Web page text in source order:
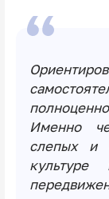
Именно
слепых и
культуре